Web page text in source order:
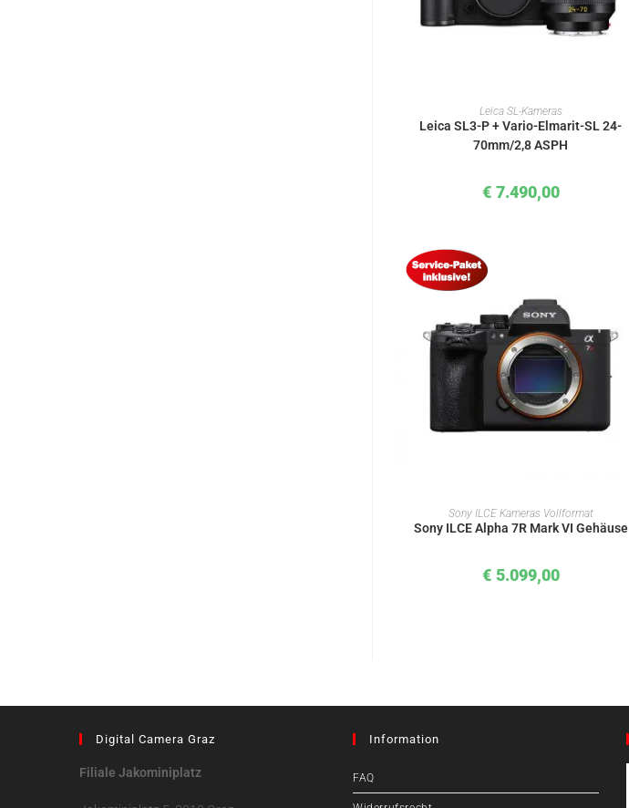
IN DEN WARENKORB
Leica SL-Kameras
Leica SL3-P + Vario-Elmarit-SL 24-
70mm/2,8 ASPH
€ 7.490,00
IN DEN WARENKORB
Sony ILCE Kameras Vollformat
Sony ILCE Alpha 7R Mark VI Gehäuse
€ 5.099,00
Digital Camera Graz
Filiale Jakominiplatz
Information
FAQ